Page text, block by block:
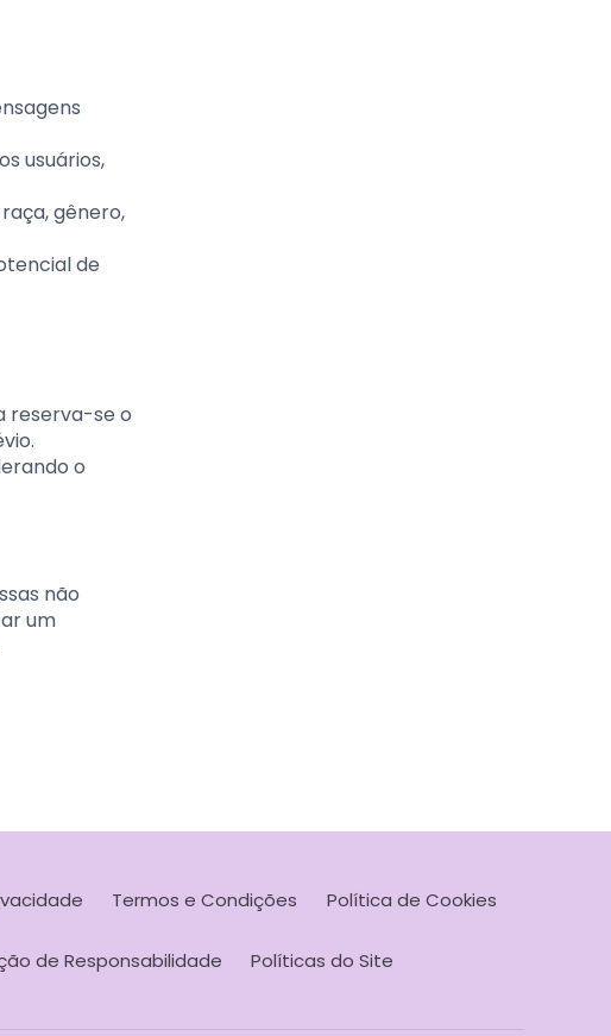
usuários,
gênero,
de
reserva-se o
o
não
um
Termos e Condições Política de Cookies
de Responsabilidade Políticas do Site